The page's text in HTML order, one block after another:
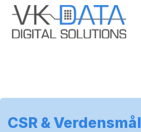
Skip to Content
CSR & Verdensmål